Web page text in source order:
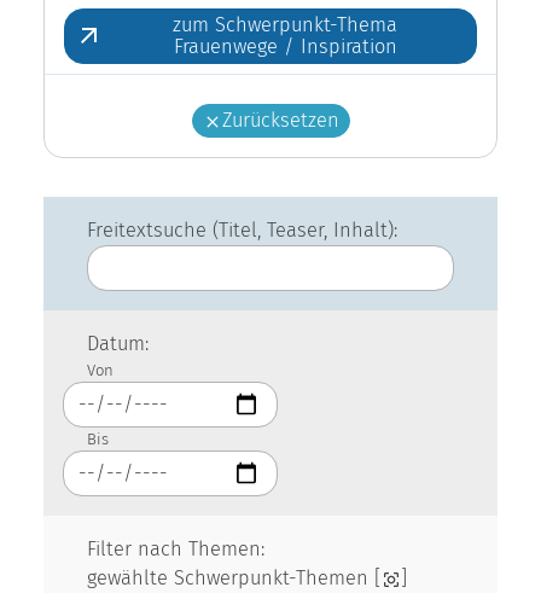
zum Schwerpunkt-Thema
Frauenwege / Inspiration
Zurücksetzen
Freitextsuche (Titel, Teaser, Inhalt):
Datum:
Von
Bis
Filter nach Themen:
gewählte Schwerpunkt-Themen [